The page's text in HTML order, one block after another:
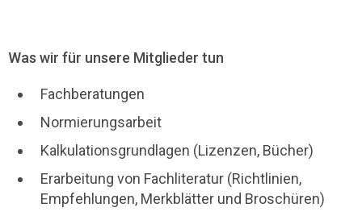
Was wir für unsere Mitglieder tun
Fachberatungen
Normierungsarbeit
Kalkulationsgrundlagen (Lizenzen, Bücher)
Erarbeitung von Fachliteratur (Richtlinien,
Empfehlungen, Merkblätter und Broschüren)